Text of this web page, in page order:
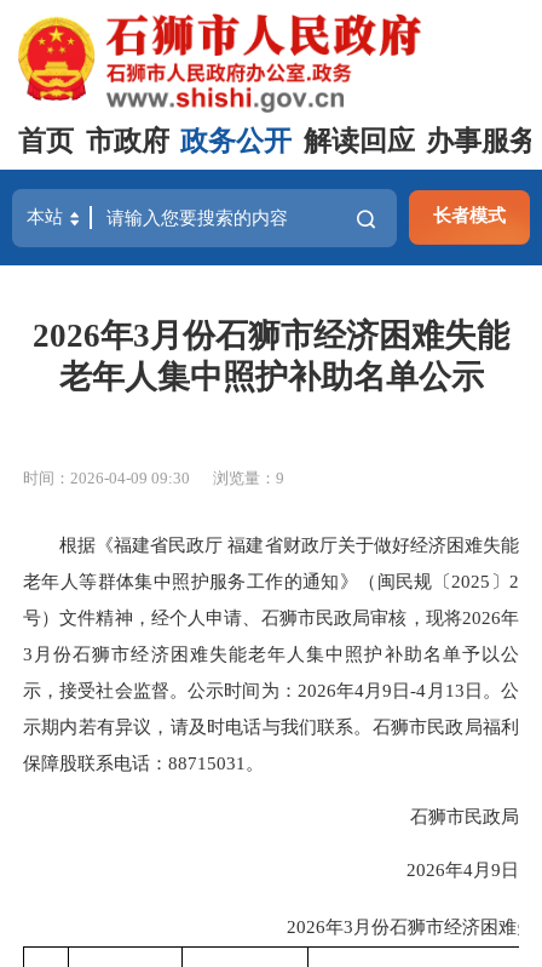
首页 市政府 政务公开 解读回应 办事服务
长者模式
2026年3月份石狮市经济困难失能
老年人集中照护补助名单公示
时间：2026-04-09 09:30 浏览量： 9
根据《福建省民政厅 福建省财政厅关于做好经济困难失能
老年人等群体集中照护服务工作的通知》（闽民规〔2025〕2
号）文件精神，经个人申请、石狮市民政局审核，现将2026年
3月份石狮市经济困难失能老年人集中照护补助名单予以公
示，接受社会监督。公示时间为：2026年4月9日-4月13日。公
示期内若有异议，请及时电话与我们联系。石狮市民政局福利
保障股联系电话：88715031。
石狮市民政局
2026年4月9日
2026年3 月份石狮市经济困难